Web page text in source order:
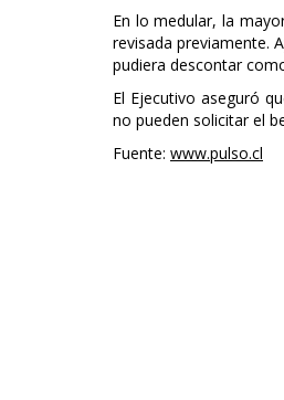
En lo medular, la
revisada previamente.
pudiera descontar
El Ejecutivo aseguró
no pueden solicitar el
Fuente: www.pulso.cl